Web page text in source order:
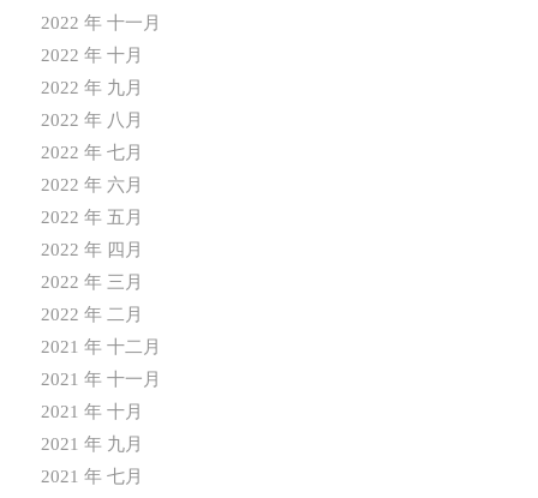
2022 年 十一月
2022 年 十月
2022 年 九月
2022 年 八月
2022 年 七月
2022 年 六月
2022 年 五月
2022 年 四月
2022 年 三月
2022 年 二月
2021 年 十二月
2021 年 十一月
2021 年 十月
2021 年 九月
2021 年 七月